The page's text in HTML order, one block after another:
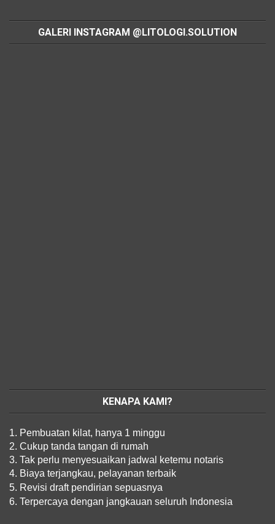
GALERI INSTAGRAM @LITOLOGI.SOLUTION
KENAPA KAMI?
1. Pembuatan kilat, hanya 1 minggu
2. Cukup tanda tangan di rumah
3. Tak perlu menyesuaikan jadwal ketemu notaris
4. Biaya terjangkau, pelayanan terbaik
5. Revisi draft pendirian sepuasnya
6. Terpercaya dengan jangkauan seluruh Indonesia